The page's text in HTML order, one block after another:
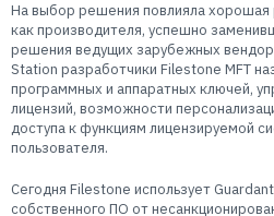
На выбор решения повлияла хорошая
как производителя, успешно
решения ведущих зарубежных
Station разработчики Filestone MFT
программных и аппаратных ключей,
лицензий, возможности
доступа к функциям лицензируемой
пользователя.
Сегодня Filestone использует
собственного ПО от